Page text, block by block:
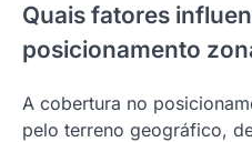
Quais fatores
posicionamento
A cobertura no
pelo terreno geográfico,